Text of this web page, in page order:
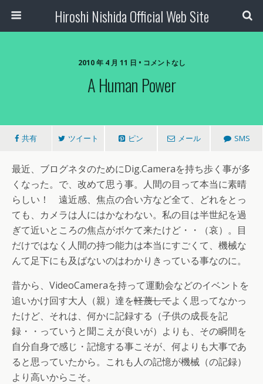
Hiroshi Nishida Official Web Site
2010 年 4 月 11 日 • コメントなし
A Human Power
共有 ツイート ピン メール SMS
最近、ブログネタのためにDig.Cameraを持ち歩く事が多
くなった。で、改めて思う事。人間の目って本当に素晴
らしい！ 遠近感、焦点の合い方など全て、どれをとっ
ても、カメラは人にはかなわない。私の目は半世紀を過
ぎて近いところの焦点がボケて来たけど・・（哀）。目
だけではなく人間の持つ能力は本当にすごくて、機械な
んて足下にも及ばないのはわかりきっている事なのに。
昔から、VideoCameraを持って運動会などのイベントを
追いかけ回す大人（親）達を軽蔑してよく思ってなかっ
たけど、それは、何かに記録する（子供の成長を記
録・・っていうと聞こえが良いが）よりも、その瞬間を
自分自身で感じ・記憶する事こそが、何よりも大事であ
ると思っていたから。これも人の記憶が機械（の記録）
より高いからこそ。